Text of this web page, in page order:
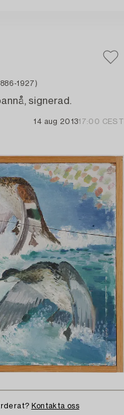
1927)
signerad.
14 aug 201317:00 CEST
Kontakta oss